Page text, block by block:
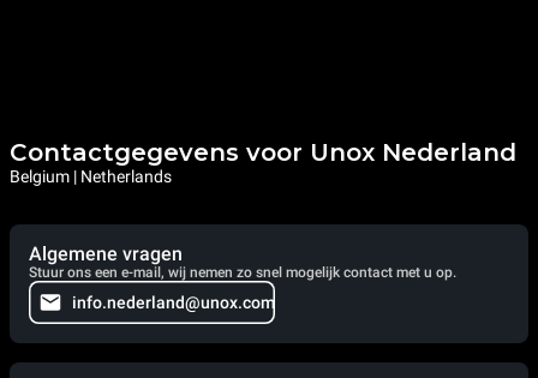
Contactgegevens voor Unox Nederland
Belgium | Netherlands
Algemene vragen
Stuur ons een e-mail, wij nemen zo snel mogelijk contact met u op.
info.nederland@unox.com